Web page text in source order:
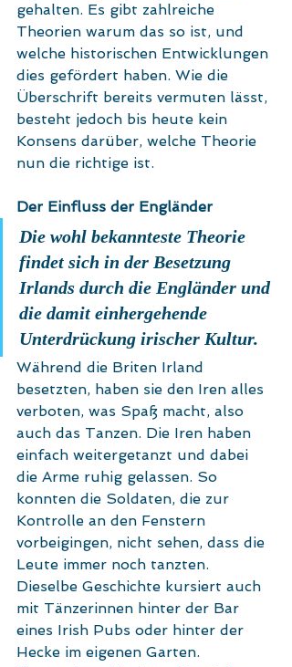
gehalten. Es gibt zahlreiche
Theorien warum das so ist, und
welche historischen Entwicklungen
dies gefördert haben. Wie die
Überschrift bereits vermuten lässt,
besteht jedoch bis heute kein
Konsens darüber, welche Theorie
nun die richtige ist.
Der Einfluss der Engländer
Die wohl bekannteste Theorie
findet sich in der Besetzung
Irlands durch die Engländer und
die damit einhergehende
Unterdrückung irischer Kultur.
Während die Briten Irland
besetzten, haben sie den Iren alles
verboten, was Spaß macht, also
auch das Tanzen. Die Iren haben
einfach weitergetanzt und dabei
die Arme ruhig gelassen. So
konnten die Soldaten, die zur
Kontrolle an den Fenstern
vorbeigingen, nicht sehen, dass die
Leute immer noch tanzten.
Dieselbe Geschichte kursiert auch
mit Tänzerinnen hinter der Bar
eines Irish Pubs oder hinter der
Hecke im eigenen Garten.